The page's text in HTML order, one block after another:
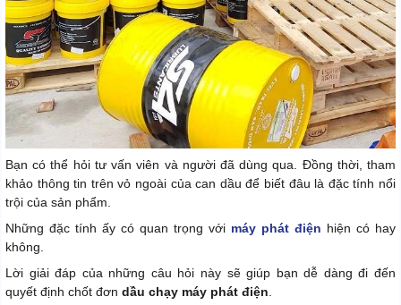
Bạn có thể hỏi tư vấn viên và người đã dùng qua. Đồng thời, tham
khảo thông tin trên vỏ ngoài của can dầu để biết đâu là đặc tính nổi
trội của sản phẩm.
Những đặc tính ấy có quan trọng với máy phát điện hiện có hay
không.
Lời giải đáp của những câu hỏi này sẽ giúp bạn dễ dàng đi đến
quyết định chốt đơn dầu chạy máy phát điện